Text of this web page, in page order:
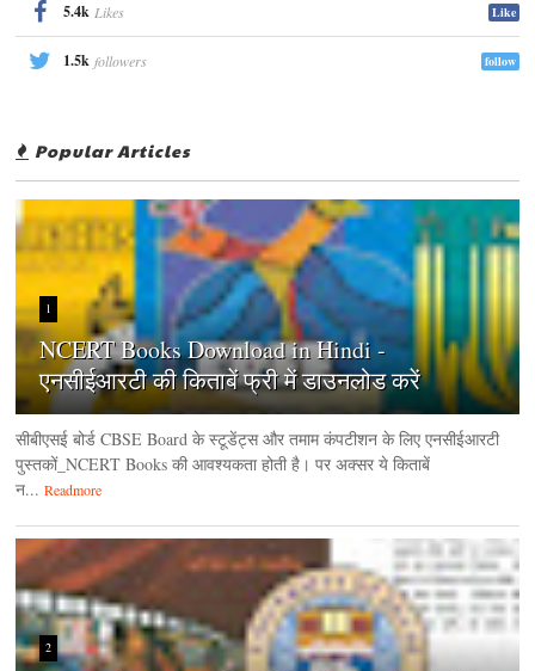
5.4k Likes Like
1.5k followers follow
Popular Articles
1
NCERT Books Download in Hindi -
एनसीईआरटी की किताबें फ्री में डाउनलोड करें
सीबीएसई बोर्ड CBSE Board के स्टूडेंट्स और तमाम कंपटीशन के लिए एनसीईआरटी
पुस्तकों_NCERT Books की आवश्यकता होती है। पर अक्सर ये किताबें
न... Readmore
2